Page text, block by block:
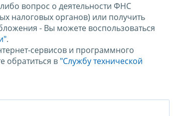
вопрос о деятельности ФНС
налоговых органов) или получить
- Вы можете воспользоваться
.
сервисов и программного
обратиться в "Службу технической